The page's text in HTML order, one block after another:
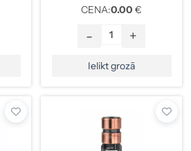
CENA:0.00 €
- +
Ielikt grozā